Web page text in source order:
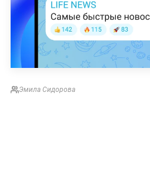
Эмила Сидорова